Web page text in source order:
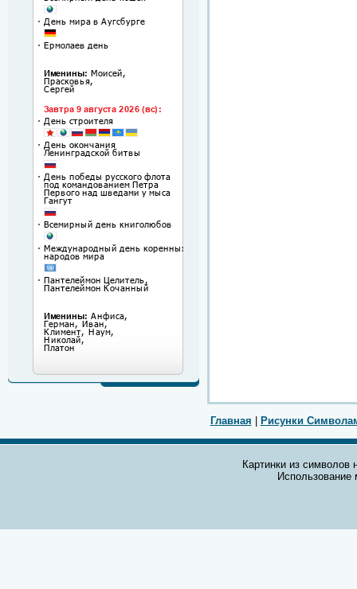
Главная Рисунки
Картинки из символов
Использование